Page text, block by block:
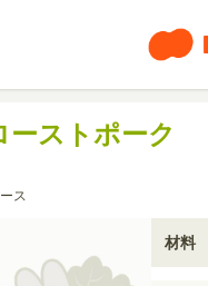
ストポーク
ス
材料